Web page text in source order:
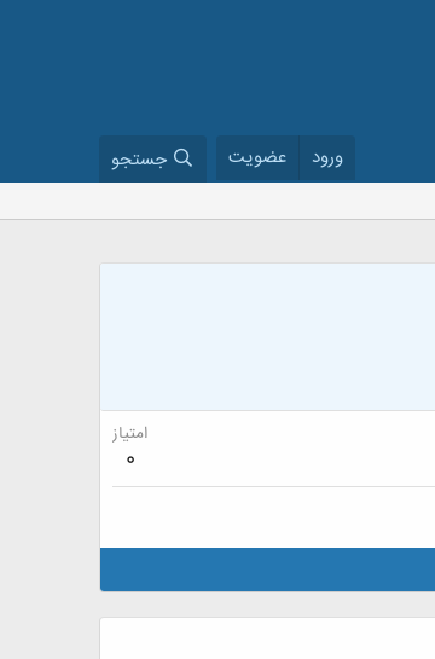
ورود عضویت جستجو
امتیاز
0